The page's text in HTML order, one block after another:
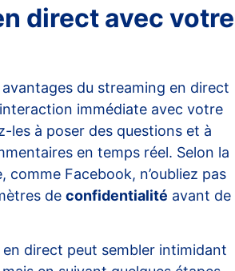
direct avec votre
du streaming en direct
immédiate avec votre
les à poser des questions et à
en temps réel. Selon la
comme Facebook, n’oubliez pas
de confidentialité avant de
en direct peut sembler intimidant